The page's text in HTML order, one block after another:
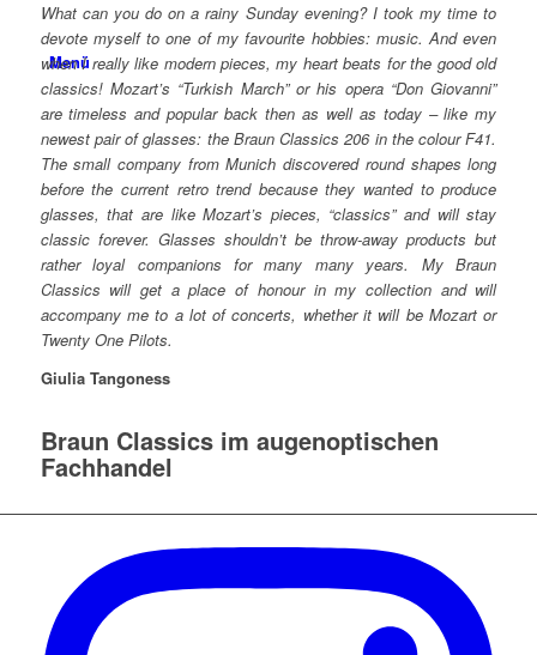
Menü
What can you do on a rainy Sunday evening? I took my time to
devote myself to one of my favourite hobbies: music. And even
when I really like modern pieces, my heart beats for the good old
classics! Mozart’s “Turkish March” or his opera “Don Giovanni”
are timeless and popular back then as well as today – like my
newest pair of glasses: the Braun Classics 206 in the colour F41.
The small company from Munich discovered round shapes long
before the current retro trend because they wanted to produce
glasses, that are like Mozart’s pieces, “classics” and will stay
classic forever. Glasses shouldn’t be throw-away products but
rather loyal companions for many many years. My Braun
Classics will get a place of honour in my collection and will
accompany me to a lot of concerts, whether it will be Mozart or
Twenty One Pilots.
Giulia Tangoness
Braun Classics im augenoptischen
Fachhandel